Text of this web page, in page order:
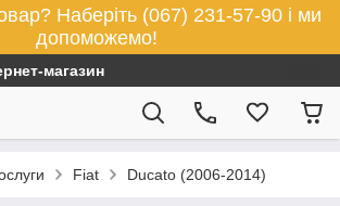
Наберіть (067) 231-57-90 і ми
допоможемо!
магазин
Fiat Ducato (2006-2014)